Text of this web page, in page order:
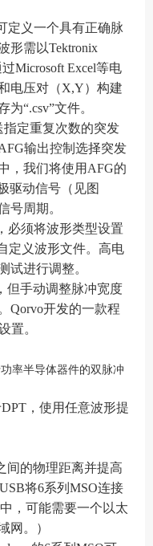
定义一个具有正确脉
形需以Tektronix
Microsoft Excel等电
电压对（X,Y）构建
“.csv”文件。
定重复次数的突发
输出控制选择突发
，我们将使用AFG的
驱动信号（见图
号周期。
必须将波形类型设置
定义波形文件。高电
试进行调整。
但手动调整脉冲宽度
Qorvo开发的一款程
置。
，使用任意波形提
间的物理距离并提高
将6系列MSO连接
，可能需要一个以太
网。）